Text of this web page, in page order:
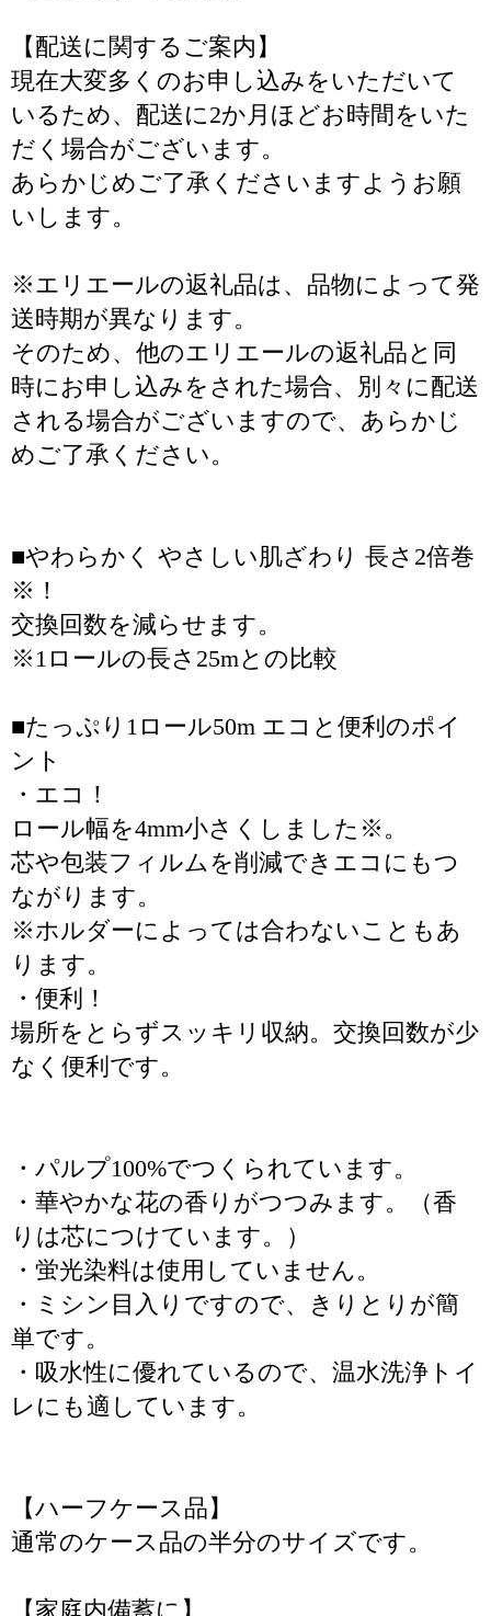
【配送に関するご案内】
現在大変多くのお申し込みをいただいて
いるため、配送に2か月ほどお時間をいた
だく場合がございます。
あらかじめご了承くださいますようお願
いします。
※エリエールの返礼品は、品物によって発
送時期が異なります。
そのため、他のエリエールの返礼品と同
時にお申し込みをされた場合、別々に配送
される場合がございますので、あらかじ
めご了承ください。
■やわらかく やさしい肌ざわり 長さ2倍巻
※！
交換回数を減らせます。
※1ロールの長さ25mとの比較
■たっぷり1ロール50m エコと便利のポイ
ント
・エコ！
ロール幅を4mm小さくしました※。
芯や包装フィルムを削減できエコにもつ
ながります。
※ホルダーによっては合わないこともあ
ります。
・便利！
場所をとらずスッキリ収納。交換回数が少
なく便利です。
・パルプ100%でつくられています。
・華やかな花の香りがつつみます。（香
りは芯につけています。）
・蛍光染料は使用していません。
・ミシン目入りですので、きりとりが簡
単です。
・吸水性に優れているので、温水洗浄トイ
レにも適しています。
【ハーフケース品】
通常のケース品の半分のサイズです。
【家庭内備蓄に】